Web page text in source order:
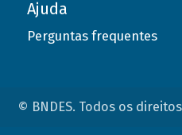
Ajuda
Perguntas frequentes
© BNDES. Todos os